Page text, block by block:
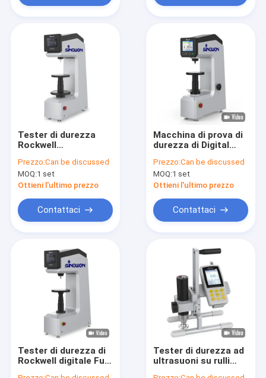
Prodotti
Video
Su di noi
Tester di durezza
Rockwell
Prezzo:Can be discussed
MOQ:1 set
Ottieni l'ultimo prezzo
Contattaci
Macchina di prova di
durezza di Digital
Prezzo:Can be discussed
MOQ:1 set
Ottieni l'ultimo prezzo
Contattaci
Tester di durezza di
Rockwell digitale Full
Tester di durezza ad
ultrasuoni su rulli